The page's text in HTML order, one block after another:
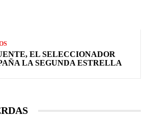
EL SELECCIONADOR
LA SEGUNDA ESTRELLA